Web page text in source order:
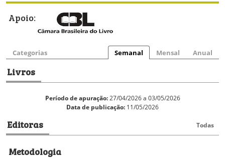
Apoio:
Categorias Semanal Mensal Anual
Livros
Período de apuração:27/04/2026 a 03/05/2026
Data de publicação: 11/05/2026
Editoras Todas
Metodologia